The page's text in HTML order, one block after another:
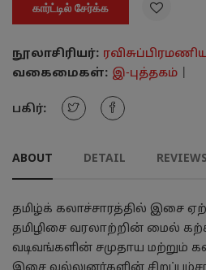
கார்ட்டில் சேர்க்க 
நூலாசிரியர்:
வகைமைகள்: இ-புத்தகம்
பகிர்:
ABOUT DETAIL REVIEWS
தமிழ்க் கலாச்சாரத்தில் இசை
தமிழிசை வரலாற்றின் மைல்
வடிவங்களின் சமுதாய மற்றும்